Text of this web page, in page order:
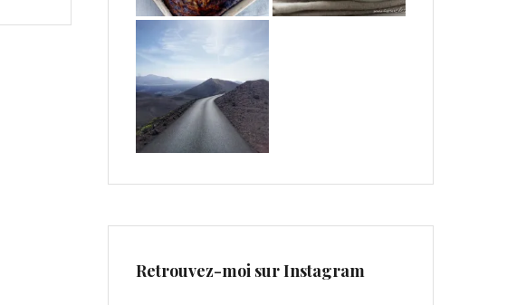
Retrouvez-moi sur Instagram